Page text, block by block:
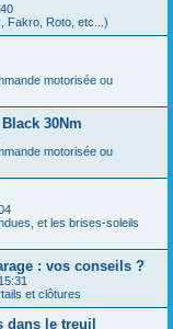
Fakro, Roto, etc...)
motorisée ou
30Nm
motorisée ou
et les brises-soleils
: vos conseils ?
et clôtures
dans le treuil